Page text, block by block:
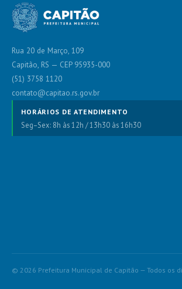
Rua 20 de Março, 109
Capitão, RS — CEP 95935-000
(51) 3758 1120
contato@capitao.rs.gov.br
HORÁRIOS DE ATENDIMENTO
Seg–Sex: 8h às 12h / 13h30 às 16h30
© 2026 Prefeitura Municipal de Capitão — Todos os